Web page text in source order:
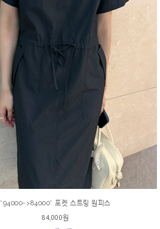
*94000->84000* 포켓 스트링 원피스
84,000원